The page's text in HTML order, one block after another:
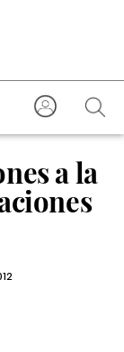
a la